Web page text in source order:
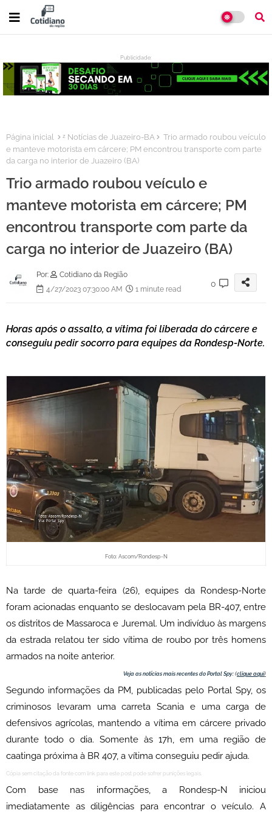
Publicidade:
:
Página inicial ᶻ Notícias de Juazeiro-BA
Trio armado roubou veículo
e manteve motorista em cárcere; PM encontrou transporte com parte
da carga no interior de Juazeiro (BA)
Trio armado roubou veículo e
manteve motorista em cárcere; PM
encontrou transporte com parte da
carga no interior de Juazeiro (BA)
Por:
Cotidiano da Região
4/27/2023 07:30:00 AM
1 minute read
0
Horas após o assalto, a vítima foi liberada do cárcere e
conseguiu pedir socorro para equipes da Rondesp-Norte.
Foto: Ascom/Rondesp-N
Na tarde de quarta-feira (26), equipes da Rondesp-Norte
foram acionadas enquanto se deslocavam pela BR-407, entre
os distritos de Massaroca e Juremal. Um indivíduo às margens
da estrada relatou ter sido vítima de roubo por três homens
armados na noite anterior.
Veja as notícias mais recentes do Portal Spy: (clique aqui)
Segundo informações da PM, publicadas pelo Portal Spy, os
criminosos levaram uma carreta Scania e uma carga de
defensivos agrícolas, mantendo a vítima em cárcere privado
durante todo o dia. Somente às 17h, em uma região de
caatinga próxima à BR 407, a vítima conseguiu pedir ajuda.
Cópia sem citação da fonte com link para este post pode sofrer punições legais.
Com base nas informações, a Rondesp-N iniciou
imediatamente as diligências para encontrar o veículo. A